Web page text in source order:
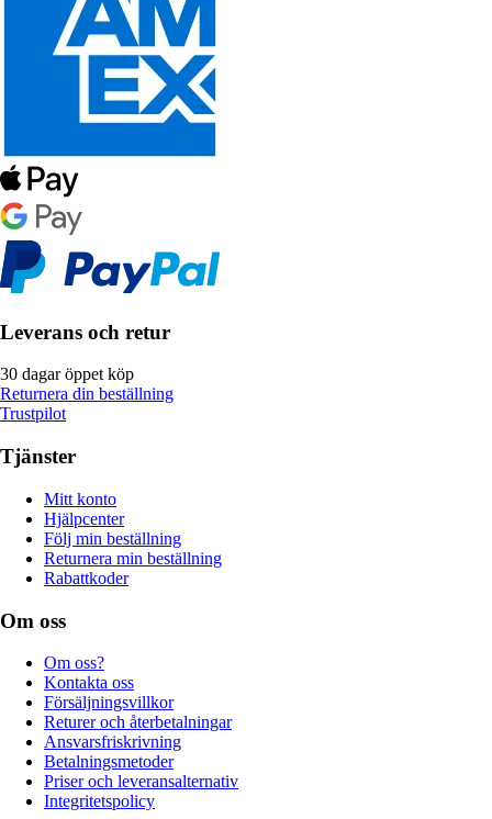
Leverans och retur
30 dagar öppet köp
Returnera din beställning
Trustpilot
Tjänster
Mitt konto
Hjälpcenter
Följ min beställning
Returnera min beställning
Rabattkoder
Om oss
Om oss?
Kontakta oss
Försäljningsvillkor
Returer och återbetalningar
Ansvarsfriskrivning
Betalningsmetoder
Priser och leveransalternativ
Integritetspolicy